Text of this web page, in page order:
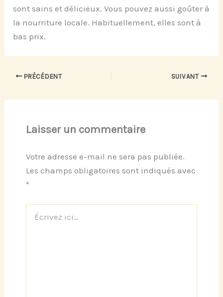
sont sains et délicieux. Vous pouvez aussi goûter à
la nourriture locale. Habituellement, elles sont à
bas prix.
PRÉCÉDENT SUIVANT
Laisser un commentaire
Votre adresse e-mail ne sera pas publiée.
Les champs obligatoires sont indiqués avec
*
ici…